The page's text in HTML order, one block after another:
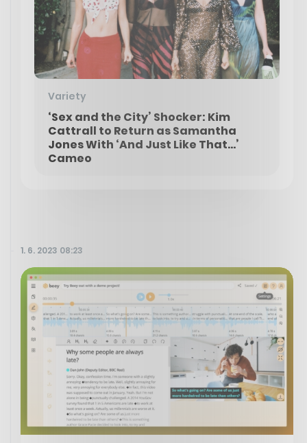
Variety
‘Sex and the City’ Shocker: Kim
Cattrall to Return as Samantha
Jones With ‘And Just Like That…’
Cameo
1. 6. 2023 08:23